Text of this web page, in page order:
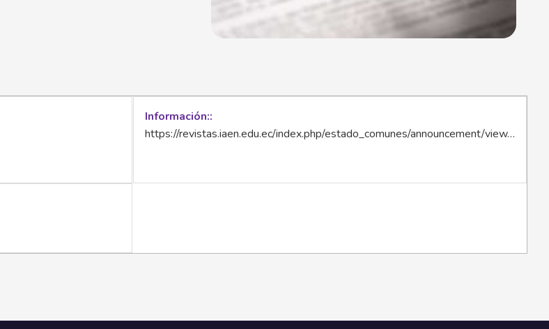
Información:
https://revistas.iaen.edu.ec/index.php/estado_comunes/announcement/view…